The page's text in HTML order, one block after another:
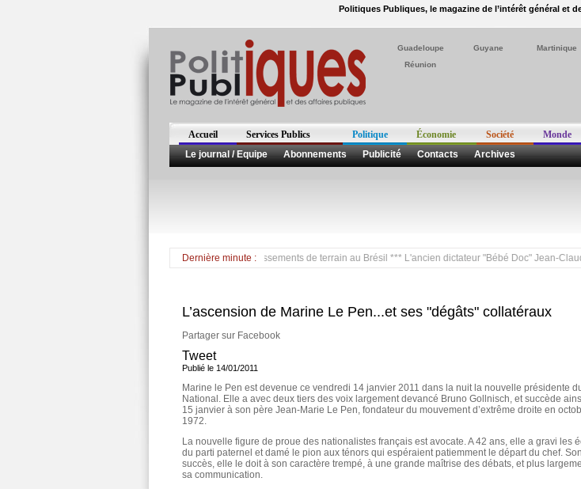
Politiques Publiques, le magazine de l’intérêt général et
Guadeloupe Guyane Martinique
Réunion
Accueil Services Publics Politique Économie Société Monde
Le journal / Equipe
Abonnements Publicité Contacts Archives
Dernière minute :
Plus de 600 morts dans les innondations et les glissements de terrain au Brésil *** L'ancien dictateur "Bébé Doc" Jean-Claude
L’ascension de Marine Le Pen...et ses "dégâts" collatéraux
Partager sur Facebook
Tweet
Publié le 14/01/2011
Marine le Pen est devenue ce vendredi 14 janvier 2011 dans la nuit la nouvelle présidente
National. Elle a avec deux tiers des voix largement devancé Bruno Gollnisch, et succède
15 janvier à son père Jean-Marie Le Pen, fondateur du mouvement d’extrême droite en
1972.
La nouvelle figure de proue des nationalistes français est avocate. A 42 ans, elle a gravi les
du parti paternel et damé le pion aux ténors qui espéraient patiemment le départ du chef. Son
succès, elle le doit à son caractère trempé, à une grande maîtrise des débats, et plus
sa communication.